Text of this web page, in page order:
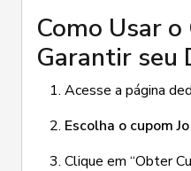
Como Usar
Garantir seu
Acesse a página
Escolha o cupom
Clique em “Obter